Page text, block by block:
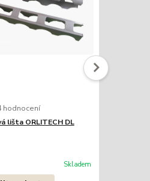
hodnocení
lišta ORLITECH DL
Skladem